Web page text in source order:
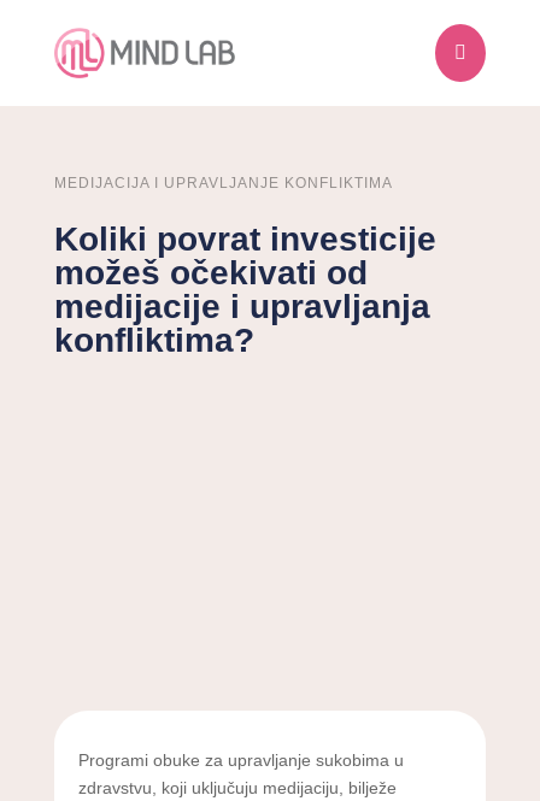

MEDIJACIJA I UPRAVLJANJE KONFLIKTIMA
Koliki povrat investicije
možeš očekivati od
medijacije i upravljanja
konfliktima?
Programi obuke za upravljanje sukobima u
zdravstvu, koji uključuju medijaciju, bilježe